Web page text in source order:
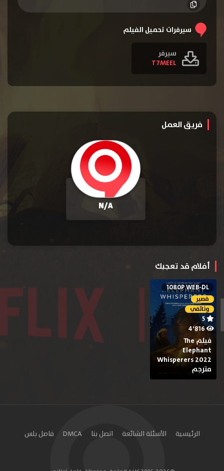
سيرفرات تحميل الفيلم
سيرفر
T7MEEL
فريق العمل
N/A
أفلام قد تعجبك
1080P WEB-DL
قصير
وثائقي
4٬816
فيلم The
Elephant
Whisperers 2022
مترجم
الرئيسية الأسئلة الشائعة اتصل بنا DMCA فاصل بلس